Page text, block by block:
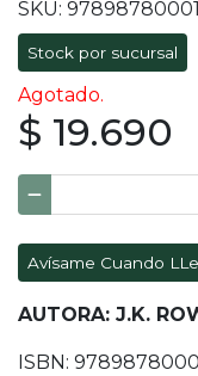
SKU:
Stock por sucursal
Agotado.
$ 19.690
Avísame Cuando
AUTORA: J.K.
ISBN: